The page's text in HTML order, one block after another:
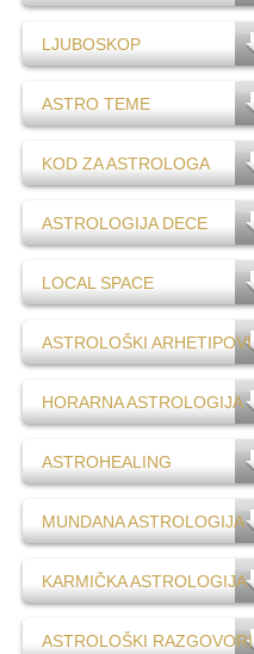
LJUBOSKOP
ASTRO TEME
KOD ZA ASTROLOGA
ASTROLOGIJA DECE
LOCAL SPACE
ASTROLOŠKI ARHETIPOVI
HORARNA ASTROLOGIJA
ASTROHEALING
MUNDANA ASTROLOGIJA
KARMIČKA ASTROLOGIJA
ASTROLOŠKI RAZGOVORI